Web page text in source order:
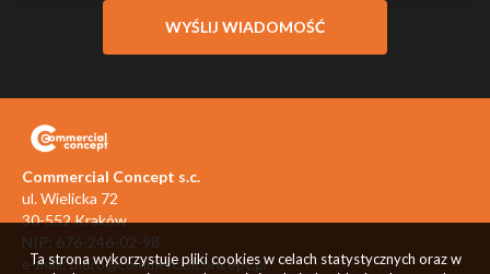
Commercial Concept s.c.
ul. Wielicka 72
30-552 Kraków
NIP: 676-246-02-98
e-mail:biuro@commercialconcept.pl
Ta strona wykorzystuje pliki cookies w celach statystycznych oraz w